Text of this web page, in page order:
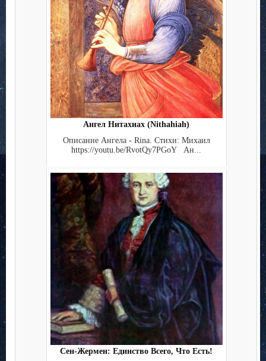
Ангел Нитахиах (Nithahiah)
Описание Ангела - Rina. Стихи: Михаил
https://youtu.be/RvotQy7PGoY Ан...
Сен-Жермен: Единство Всего, Что Есть!